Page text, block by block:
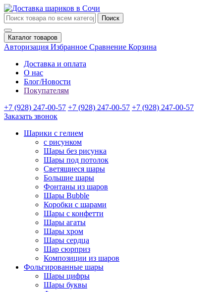
Поиск
Каталог товаров
Авторизация Избранное Сравнение Корзина
Доставка и оплата
О нас
Блог/Новости
Покупателям
+7 (928) 247-00-57 +7 (928) 247-00-57 +7 (928) 247-00-57
Заказать звонок
Шарики с гелием
с рисунком
Шары без рисунка
Шары под потолок
Светящиеся шары
Большие шары
Фонтаны из шаров
Шары Bubble
Коробки с шарами
Шары с конфетти
Шары агаты
Шары хром
Шары сердца
Шар сюрприз
Композиции из шаров
Фольгированные шары
Шары цифры
Шары буквы